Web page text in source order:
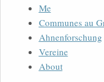
Me
Communes au
Ahnenforschung
Vereine
About